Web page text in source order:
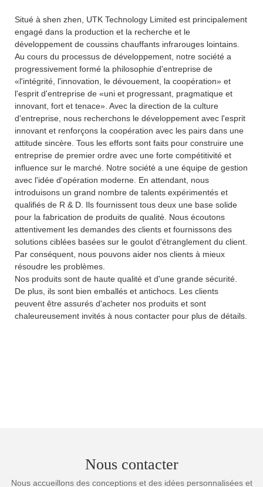
Situé à shen zhen, UTK Technology Limited est principalement
engagé dans la production et la recherche et le
développement de coussins chauffants infrarouges lointains.
Au cours du processus de développement, notre société a
progressivement formé la philosophie d'entreprise de
«l'intégrité, l'innovation, le dévouement, la coopération» et
l'esprit d'entreprise de «uni et progressant, pragmatique et
innovant, fort et tenace». Avec la direction de la culture
d'entreprise, nous recherchons le développement avec l'esprit
innovant et renforçons la coopération avec les pairs dans une
attitude sincère. Tous les efforts sont faits pour construire une
entreprise de premier ordre avec une forte compétitivité et
influence sur le marché. Notre société a une équipe de gestion
avec l'idée d'opération moderne. En attendant, nous
introduisons un grand nombre de talents expérimentés et
qualifiés de R & D. Ils fournissent tous deux une base solide
pour la fabrication de produits de qualité. Nous écoutons
attentivement les demandes des clients et fournissons des
solutions ciblées basées sur le goulot d'étranglement du client.
Par conséquent, nous pouvons aider nos clients à mieux
résoudre les problèmes.
Nos produits sont de haute qualité et d'une grande sécurité.
De plus, ils sont bien emballés et antichocs. Les clients
peuvent être assurés d'acheter nos produits et sont
chaleureusement invités à nous contacter pour plus de détails.
Nous contacter
Nous accueillons des conceptions et des idées personnalisées et